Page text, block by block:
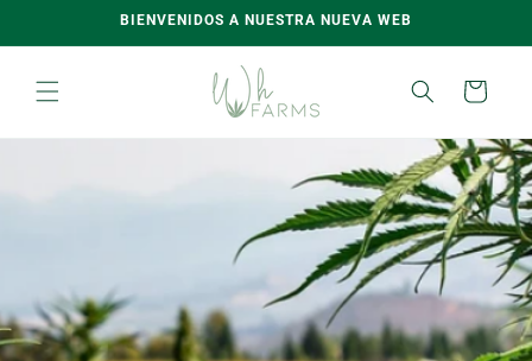
BIENVENIDOS A NUESTRA NUEVA WEB
Carro